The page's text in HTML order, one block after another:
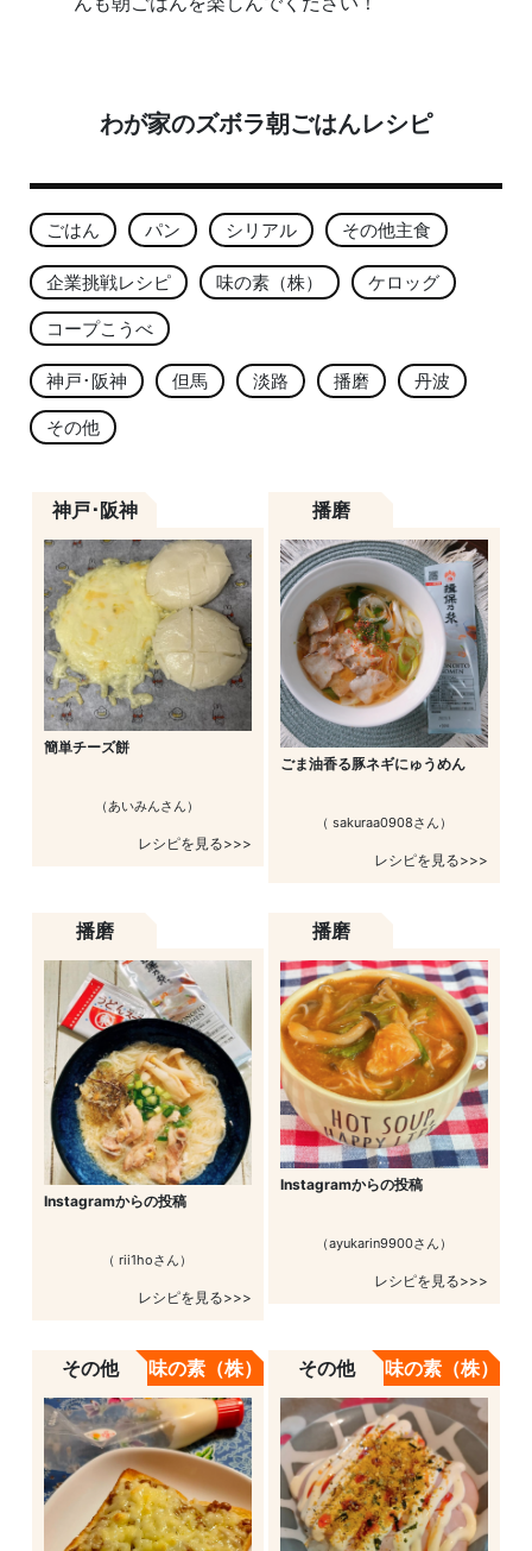
わが家のズボラ朝ごはんレシピ
ごはん パン シリアル その他主食
企業挑戦レシピ 味の素（株） ケロッグ
コープこうべ
神戸･阪神 但馬 淡路 播磨 丹波
その他
神戸･阪神
簡単チーズ餅
（あいみんさん）
レシピを見る>>>
播磨
ごま油香る豚ネギにゅうめん
（ sakuraa0908さん）
レシピを見る>>>
播磨
Instagramからの投稿
（ rii1hoさん）
レシピを見る>>>
播磨
Instagramからの投稿
（ayukarin9900さん）
レシピを見る>>>
その他 味の素（株） その他 味の素（株）